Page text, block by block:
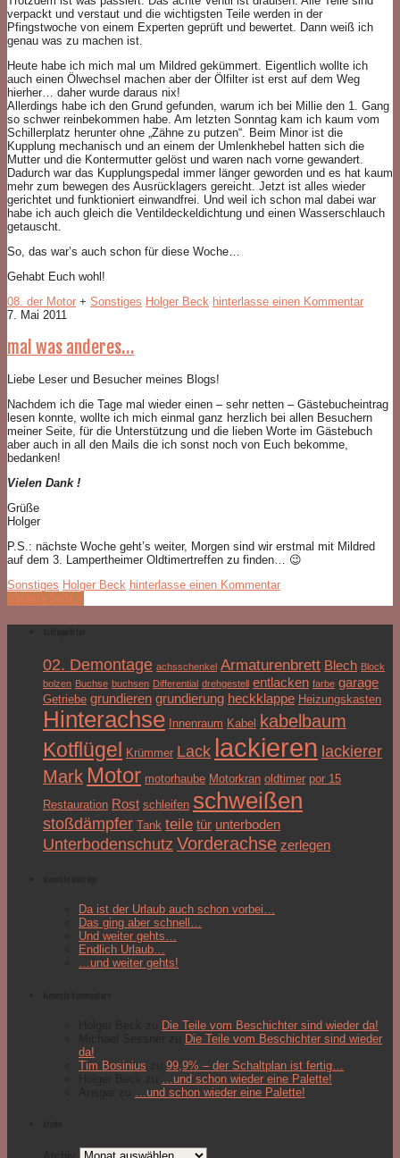
verpackt und verstaut und die wichtigsten Teile werden in der
Pfingstwoche von einem Experten geprüft und bewertet. Dann weiß ich
genau was zu machen ist.
Heute habe ich mich mal um Mildred gekümmert. Eigentlich wollte ich
auch einen Ölwechsel machen aber der Ölfilter ist erst auf dem Weg
hierher… daher wurde daraus nix!
Allerdings habe ich den Grund gefunden, warum ich bei Millie den 1. Gang
so schwer reinbekommen habe. Am letzten Sonntag kam ich kaum vom
Schillerplatz herunter ohne „Zähne zu putzen“. Beim Minor ist die
Kupplung mechanisch und an einem der Umlenkhebel hatten sich die
Mutter und die Kontermutter gelöst und waren nach vorne gewandert.
Dadurch war das Kupplungspedal immer länger geworden und es hat kaum
mehr zum bewegen des Ausrücklagers gereicht. Jetzt ist alles wieder
gerichtet und funktioniert einwandfrei. Und weil ich schon mal dabei war
habe ich auch gleich die Ventildeckeldichtung und einen Wasserschlauch
getauscht.
So, das war’s auch schon für diese Woche…
Gehabt Euch wohl!
08. der Motor + Sonstiges Holger Beck hinterlasse einen Kommentar
7. Mai 2011
mal was anderes…
Liebe Leser und Besucher meines Blogs!
Nachdem ich die Tage mal wieder einen – sehr netten – Gästebucheintrag
lesen konnte, wollte ich mich einmal ganz herzlich bei allen Besuchern
meiner Seite, für die Unterstützung und die lieben Worte im Gästebuch
aber auch in all den Mails die ich sonst noch von Euch bekomme,
bedanken!
Vielen Dank !
Grüße
Holger
P.S.: nächste Woche geht’s weiter, Morgen sind wir erstmal mit Mildred
auf dem 3. Lampertheimer Oldtimertreffen zu finden… 😉
Sonstiges Holger Beck hinterlasse einen Kommentar
Nächste Seite »
02. Demontage achsschenkel Armaturenbrett Blech Block
bolzen Buchse buchsen Differential drehgestell entlacken farbe garage
Getriebe grundieren grundierung heckklappe Heizungskasten
Hinterachse Innenraum Kabel kabelbaum
Kotflügel Krümmer Lack lackieren lackierer
Mark Motor motorhaube Motorkran oldtimer por 15
Restauration Rost schleifen schweißen
stoßdämpfer Tank teile tür unterboden
Unterbodenschutz Vorderachse zerlegen
Da ist der Urlaub auch schon vorbei…
Das ging aber schnell…
Und weiter gehts…
Endlich Urlaub…
…und weiter gehts!
Die Teile vom Beschichter sind wieder da!
Die Teile vom Beschichter sind wieder
da!
Tim Bosinius
99,9% – der Schaltplan ist fertig…
…und schon wieder eine Palette!
…und schon wieder eine Palette!